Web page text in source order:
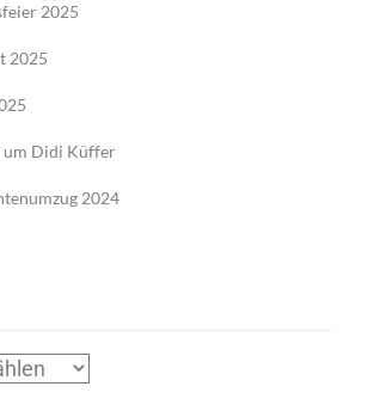
2025
2025
um Didi Küffer
2024